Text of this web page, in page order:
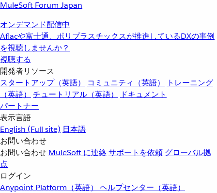
MuleSoft Forum Japan
オンデマンド配信中
Aflacや富士通、ポリプラスチックスが推進しているDXの事例
を視聴しませんか？
視聴する
開発者リソース
スタートアップ（英語）
コミュニティ（英語）
トレーニング
（英語）
チュートリアル（英語）
ドキュメント
パートナー
表示言語
English (Full site) 日本語
お問い合わせ
お問い合わせ MuleSoft に連絡サポートを依頼 グローバル拠
点
ログイン
Anypoint Platform（英語） ヘルプセンター（英語）